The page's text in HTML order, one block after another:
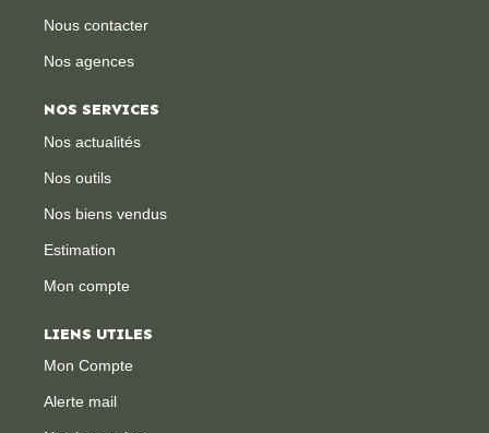
Nous contacter
Nos agences
NOS SERVICES
Nos actualités
Nos outils
Nos biens vendus
Estimation
Mon compte
LIENS UTILES
Mon Compte
Alerte mail